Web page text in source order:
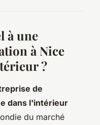
à une
à Nice
?
de
dans l'intérieur
du marché